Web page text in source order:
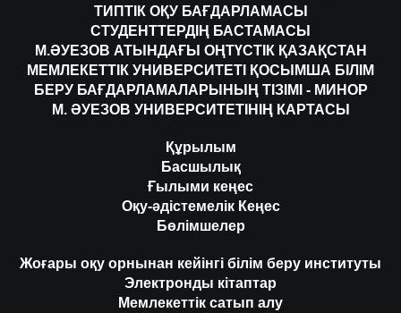
ТИПТІК ОҚУ БАҒДАРЛАМАСЫ
СТУДЕНТТЕРДІҢ БАСТАМАСЫ
М.ӘУЕЗОВ АТЫНДАҒЫ ОҢТҮСТІК ҚАЗАҚСТАН
МЕМЛЕКЕТТІК УНИВЕРСИТЕТІ ҚОСЫМША БІЛІМ
БЕРУ БАҒДАРЛАМАЛАРЫНЫҢ ТІЗІМІ - МИНОР
М. ӘУЕЗОВ УНИВЕРСИТЕТІНІҢ КАРТАСЫ
Құрылым
Басшылық
Ғылыми кеңес
Оқу-әдістемелік Кеңес
Бөлімшелер
Жоғары оқу орнынан кейінгі білім беру институты
Электронды кітаптар
Мемлекеттік сатып алу